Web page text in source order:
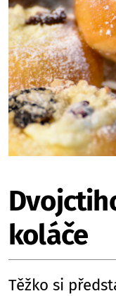
koláče
Těžko si